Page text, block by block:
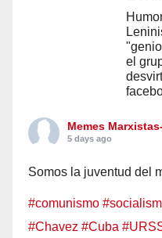
el
Memes
5 days ago
Somos la juventud del
#comunismo
#Chavez #Cuba